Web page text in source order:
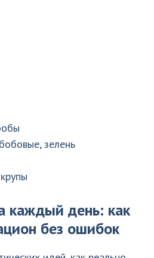
зелень
каждый день: как
без ошибок